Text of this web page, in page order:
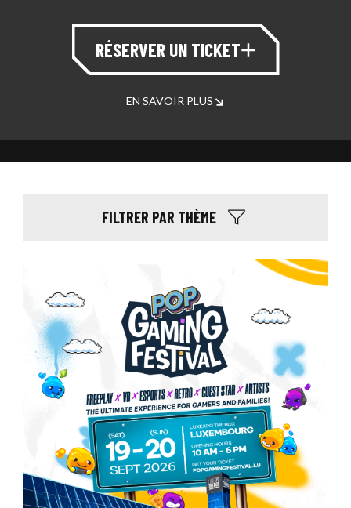
RÉSERVER UN TICKET
EN SAVOIR PLUS
FILTRER PAR THÈME